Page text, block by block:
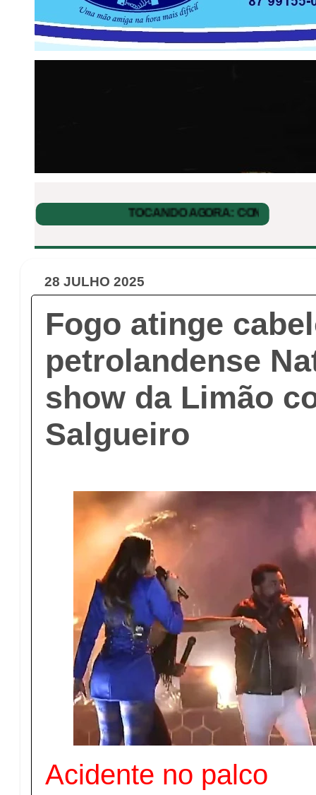
28 JULHO 2025
Fogo atinge
petrolandense
show da Limão
Salgueiro
Acidente no palco